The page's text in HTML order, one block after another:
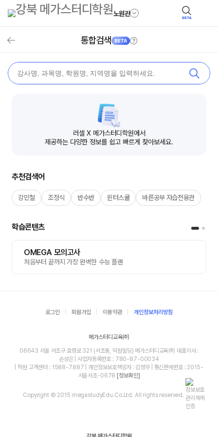
노원관 BETA
뒤로가기 통합검색 안내
검색
러셀 X 메가스터디학원에서
제공하는 다양한 정보를 쉽고 빠르게 찾아보세요.
추천검색어
강민철 조정식 반수반 윈터스쿨 바른공부 자습전용관
학습콘텐츠
처음부터 끝까지 가장 완벽한 수능 플랜
OMEGA 모의고사
로그인 회원가입 이용약관 개인정보처리방침
메가스터디교육㈜
06643 서울 서초구 효령로 321 (서초동, 덕원빌딩) 메가스터디교육㈜ 대표이사 :
손성은 | 사업자등록번호 : 780-87-00034
| 학원 고객센터 : 1588-7887 | 개인정보보호책임자 : 김영무 | 통신판매번호 : 2015-
서울서초-0678[정보확인]
Copyright © 2015 megastudyEdu.Co.Ltd. All rights reserved.